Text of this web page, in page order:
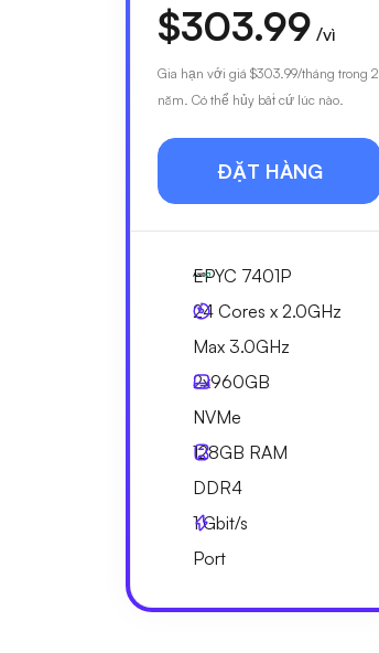
$303.99 /vì
Gia hạn với giá $303.99/tháng trong 2
năm. Có thể hủy bất cứ lúc nào.
ĐẶT HÀNG
EPYC 7401P
24 Cores x 2.0GHz
Max 3.0GHz
2x960GB
NVMe
128GB RAM
DDR4
1Gbit/s
Port